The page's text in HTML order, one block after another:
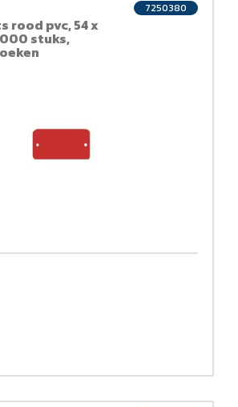
rood pvc, 54 x
stuks,
7250380